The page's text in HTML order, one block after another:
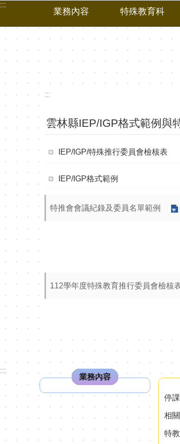
跳到主要內容區塊
:::
業務內容 特殊教育科
:::
雲林縣IEP/IGP格式範例與
IEP/IGP/特殊推行委員會檢核表
IEP/IGP格式範例
特推會會議紀錄及委員名單範例
112學年度特殊教育推行委員會檢核
:::
業務內容
停
相
特